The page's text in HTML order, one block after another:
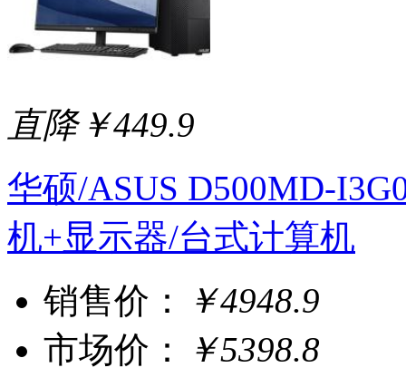
直降￥449.9
华硕/ASUS D500MD-
机+显示器/台式计算机
销售价：
￥4948.9
市场价：
￥5398.8